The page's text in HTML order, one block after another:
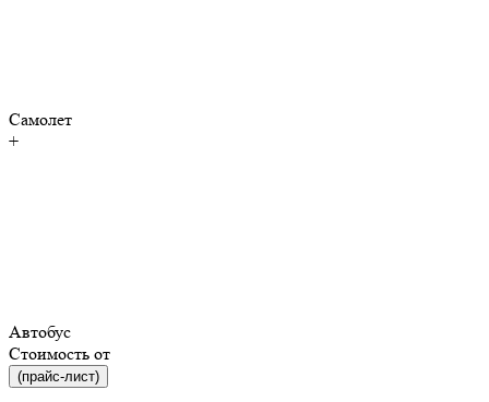
Самолет
+
Автобус
Стоимость от
(прайс-лист)